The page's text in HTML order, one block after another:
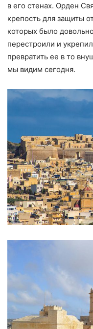
в его стенах. Орден
крепость для защиты
которых было
перестроили и
превратить ее в то
мы видим сегодня.